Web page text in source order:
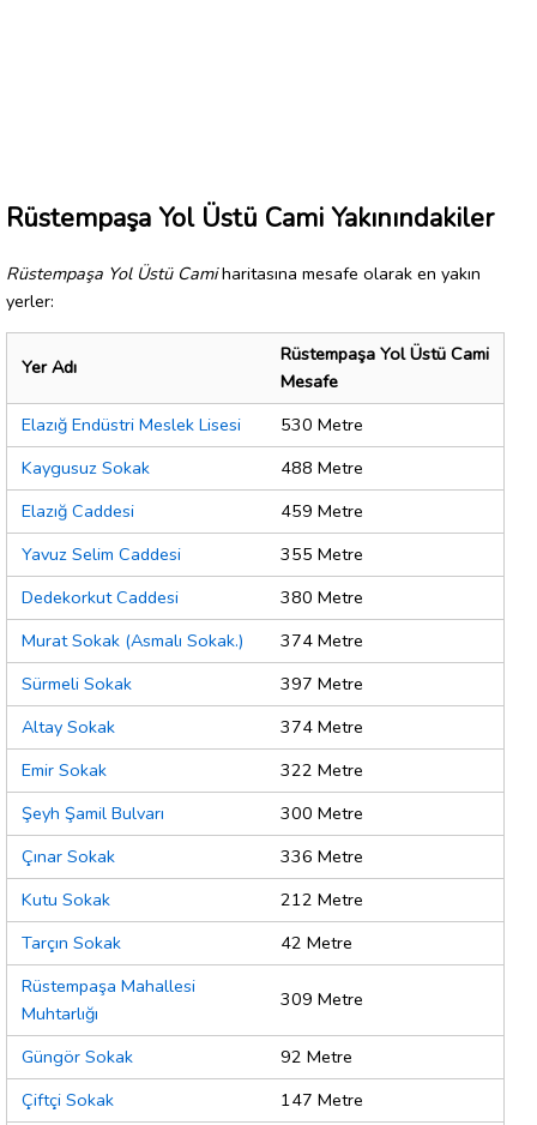
Rüstempaşa Yol Üstü Cami Yakınındakiler
Rüstempaşa Yol Üstü Camiharitasına mesafe olarak en yakın
yerler:
Yer Adı
Rüstempaşa Yol Üstü Cami
Mesafe
Elazığ Endüstri Meslek Lisesi
530 Metre
Kaygusuz Sokak
488 Metre
Elazığ Caddesi
459 Metre
Yavuz Selim Caddesi
355 Metre
Dedekorkut Caddesi
380 Metre
Murat Sokak (Asmalı Sokak.)
374 Metre
Sürmeli Sokak
397 Metre
Altay Sokak
374 Metre
Emir Sokak
322 Metre
Şeyh Şamil Bulvarı
300 Metre
Çınar Sokak
336 Metre
Kutu Sokak
212 Metre
Tarçın Sokak
42 Metre
Rüstempaşa Mahallesi
Muhtarlığı
309 Metre
Güngör Sokak
92 Metre
Çiftçi Sokak
147 Metre